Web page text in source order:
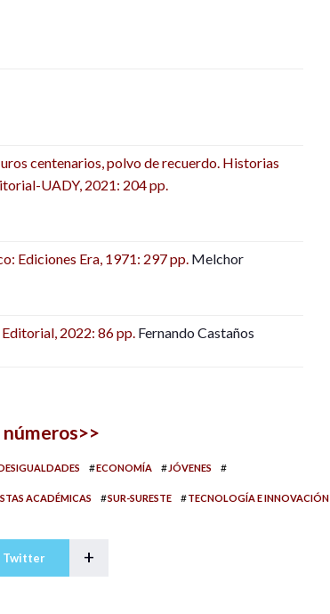
centenarios, polvo de recuerdo. Historias
UADY, 2021: 204 pp.
Ediciones Era, 1971: 297 pp. Melchor
2022: 86 pp. Fernando Castaños
#ECONOMÍA #JÓVENES #
ACADÉMICAS #SUR-SURESTE #TECNOLOGÍA E INNOVACIÓN
Twitter +